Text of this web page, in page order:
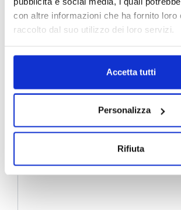
con altre informazioni che ha fornito loro
raccolto dal suo utilizzo dei loro servizi.
Accetta tutti
Personalizza
Rifiuta